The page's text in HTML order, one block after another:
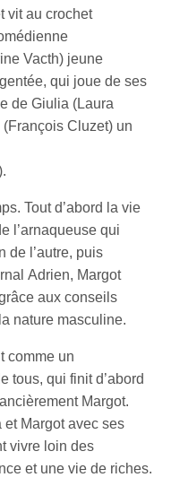
vit au crochet
Vacth) jeune
qui joue de ses
de Giulia (Laura
(François Cluzet) un
Tout d’abord la vie
l’arnaqueuse qui
de l’autre, puis
Adrien, Margot
aux conseils
nature masculine.
comme un
tous, qui finit d’abord
Margot.
Margot avec ses
vivre loin des
et une vie de riches.